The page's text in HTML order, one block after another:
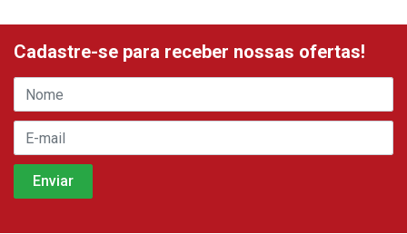
Cadastre-se para receber nossas ofertas!